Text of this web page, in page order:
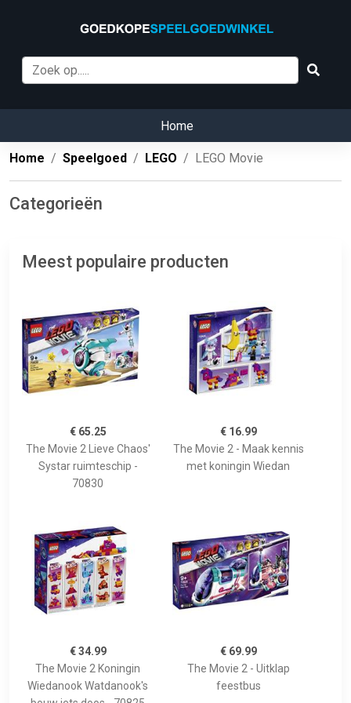
Home
Home Speelgoed LEGO LEGO Movie
Categorieën
Meest populaire producten
€ 65.25
The Movie 2 Lieve Chaos'
Systar ruimteschip -
70830
€ 16.99
The Movie 2 - Maak kennis
met koningin Wiedan
€ 34.99
The Movie 2 Koningin
Wiedanook Watdanook's
€ 69.99
The Movie 2 - Uitklap
feestbus